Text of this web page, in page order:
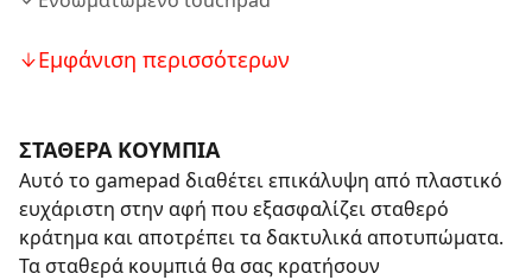
Εμφάνιση περισσότερων
ΣΤΑΘΕΡΑ ΚΟΥΜΠΙΑ
Αυτό το gamepad διαθέτει επικάλυψη από πλαστικό
ευχάριστη στην αφή που εξασφαλίζει σταθερό
κράτημα και αποτρέπει τα δακτυλικά αποτυπώματα.
Τα σταθερά κουμπιά θα σας κρατήσουν